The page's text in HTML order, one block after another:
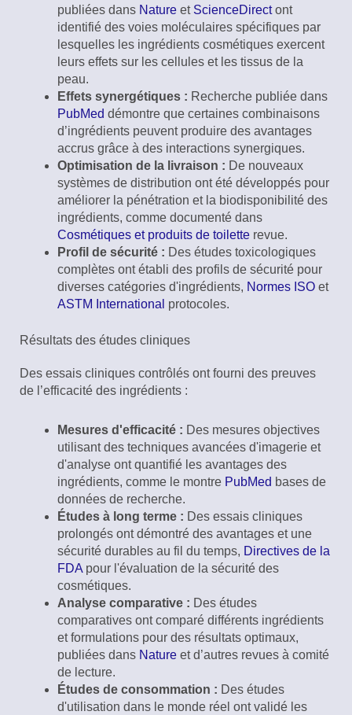
publiées dans Nature et ScienceDirectont
identifié des voies moléculaires spécifiques par
lesquelles les ingrédients cosmétiques exercent
leurs effets sur les cellules et les tissus de la
peau.
Effets synergétiques : Recherche publiée dans
PubMed démontre que certaines combinaisons
d’ingrédients peuvent produire des avantages
accrus grâce à des interactions synergiques.
Optimisation de la livraison : De nouveaux
systèmes de distribution ont été développés pour
améliorer la pénétration et la biodisponibilité des
ingrédients, comme documenté dans
Cosmétiques et produits de toilette revue.
Profil de sécurité : Des études toxicologiques
complètes ont établi des profils de sécurité pour
diverses catégories d'ingrédients, Normes ISO et
ASTM International protocoles.
Résultats des études cliniques
Des essais cliniques contrôlés ont fourni des preuves
de l’efficacité des ingrédients :
Mesures d'efficacité : Des mesures objectives
utilisant des techniques avancées d'imagerie et
d'analyse ont quantifié les avantages des
ingrédients, comme le montre PubMed bases de
données de recherche.
Études à long terme : Des essais cliniques
prolongés ont démontré des avantages et une
sécurité durables au fil du temps, Directives de la
FDA pour l'évaluation de la sécurité des
cosmétiques.
Analyse comparative : Des études
comparatives ont comparé différents ingrédients
et formulations pour des résultats optimaux,
publiées dans Nature et d’autres revues à comité
de lecture.
Études de consommation : Des études
d'utilisation dans le monde réel ont validé les